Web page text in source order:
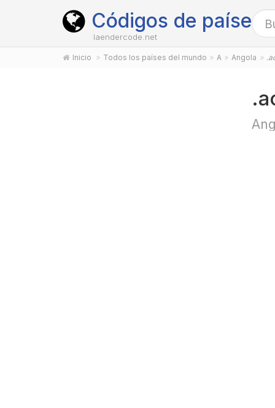
Códigos de países
laendercode.net
Inicio Todos los países del mundo A Angola